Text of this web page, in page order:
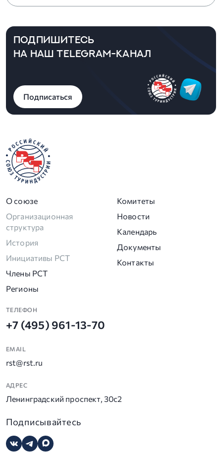
ПОДПИШИТЕСЬ
НА НАШ TELEGRAM-КАНАЛ
Подписаться
О союзе
Организационная
структура
История
Инициативы РСТ
Члены РСТ
Регионы
Комитеты
Новости
Календарь
Документы
Контакты
ТЕЛЕФОН
+7 (495) 961-13-70
EMAIL
rst@rst.ru
АДРЕС
Ленинградский проспект, 30с2
Подписывайтесь